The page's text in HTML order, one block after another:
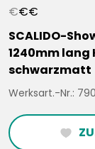
€€€
SCALIDO-
1240mm
schwarzmatt
Werksart.-Nr.:
heartFilled